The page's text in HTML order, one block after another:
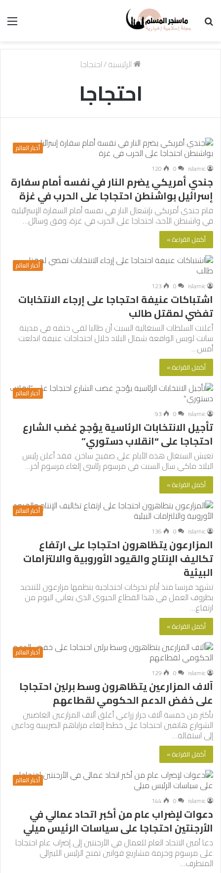
الرئيسية/احتجاجا
احتجاجا
أخبار العالم
islamic
0
120
جندي أمريكي يضرم النار في نفسه أمام سفارة
إسرائيل بواشنطن احتجاجا على الحرب في غزة
قام جندي أمريكي بإشعال النار في نفسه أمام السفارة الإسرائيلية
في واشنطن الأحد، احتجاجا على الحرب في غزة، وفق وسائل…
أكمل القراءة »
أخبار العالم
islamic
0
123
اشتباكات عنيفة احتجاجا على إرجاء الانتخابات
تفضي لمقتل طالب
أعلنت السلطات السنغالية السبت أن طالبا لقي حتفه في مدينة
سانت لويس الواقعة شمال البلاد خلال احتجاجات عنيفة اندلعت
أمس…
أكمل القراءة »
أخبار العالم
islamic
0
93
تأجيل الانتخابات الرئاسية يؤجج غضب الشارع
احتجاجا على “انقلاب دستوري”
تعيش السنغال هذه الأيام على صفيح ساخن. فقد أعلن رئيس
البلاد ماكي سال السبت في مرسوم رئاسي إلغاء مرسوم آخر…
أكمل القراءة »
أخبار العالم
islamic
0
136
المزارعون يتظاهرون احتجاجا على ارتفاع
تكاليف الإنتاج والقيود الأوروبية والالتزامات
البيئية
تشهد فرنسا منذ أيام تحركات احتجاجية ينظمها مزارعون للتنديد
بظروف العمل في هذا القطاع الحيوي الذي يعاني اليوم من
ارتفاع…
أكمل القراءة »
أخبار العالم
islamic
0
129
آلاف المزارعين يتظاهرون وسط برلين احتجاجا
على خفض الدعم الحكومي لقطاعهم
بأكثر من خمسة آلاف جرار زراعي أغلق آلاف المزارعين الغاضبين
الشوارع هاتفين احتجاجا على خطط إلغاء مزاياهم الضريبية وداعين
إلى استقالة…
أكمل القراءة »
أخبار العالم
islamic
0
144
دعوات لإضراب عام من أكبر اتحاد عمالي في
الأرجنتين احتجاجا على سياسات الرئيس ميلي
دعا أمين الاتحاد العام للعمال في الأرجنتين إلى إضراب عام احتجاجا
على مرسوم وحزمة مشاريع قوانين تمنح الرئيس الليبرالي
المتطرف…